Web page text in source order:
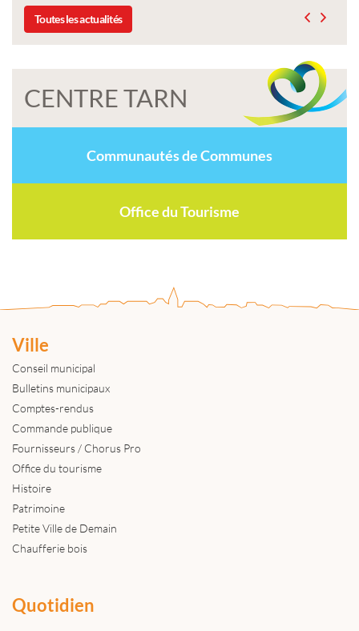
Toutes les actualités
CENTRE TARN
Communautés de Communes
Office du Tourisme
Ville
Conseil municipal
Bulletins municipaux
Comptes-rendus
Commande publique
Fournisseurs / Chorus Pro
Office du tourisme
Histoire
Patrimoine
Petite Ville de Demain
Chaufferie bois
Quotidien